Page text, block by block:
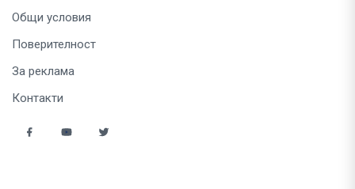
Общи условия
Поверителност
За реклама
Контакти